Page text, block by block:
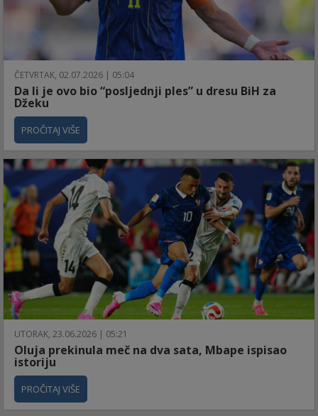
ČETVRTAK, 02.07.2026 | 05:04
Da li je ovo bio “posljednji ples” u dresu BiH za
Džeku
PROČITAJ VIŠE
UTORAK, 23.06.2026 | 05:21
Oluja prekinula meč na dva sata, Mbape ispisao
istoriju
PROČITAJ VIŠE